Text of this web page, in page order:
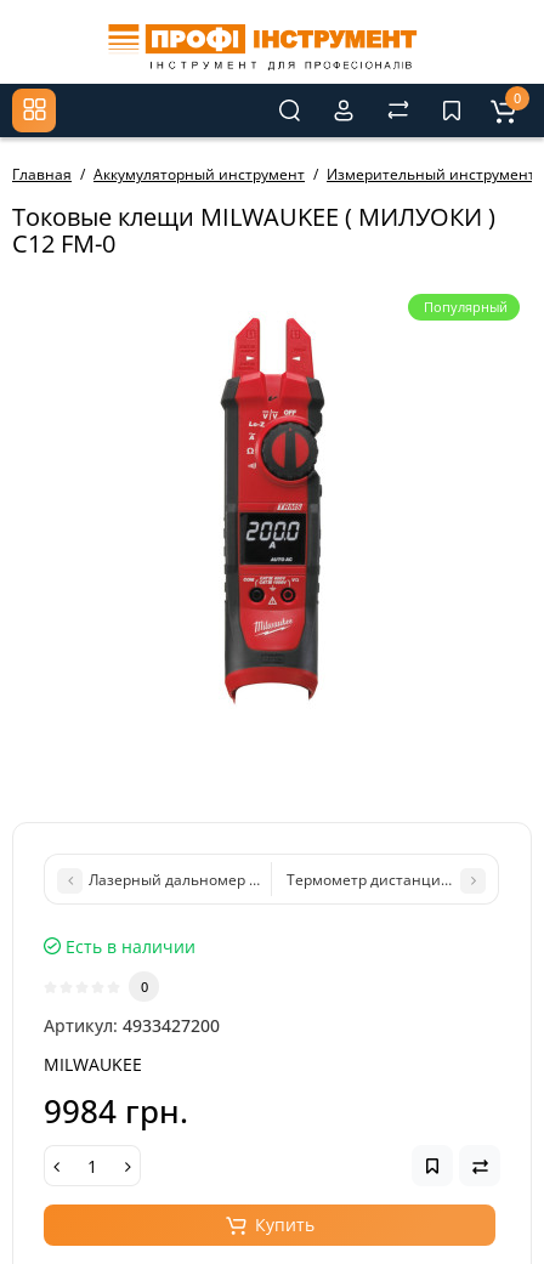
0
Главная Аккумуляторный инструмент Измерительный инструмент
Токовые клещи MILWAUKEE ( МИЛУОКИ )
C12 FM-0
Популярный
Лазерный дальномер AEG ( АЭГ ) LMG 50Термометр дистанционный IRIMO
Есть в наличии
0
Артикул: 4933427200
MILWAUKEE
9984 грн.
Купить